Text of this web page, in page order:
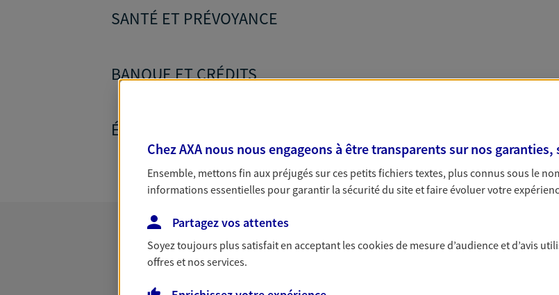
SANTÉ ET PRÉVOYANCE
BANQUE ET CRÉDITS
ÉPARGNE ET RETRAITE
Chez AXA nous nous engageons à être transparents sur nos garanties,
Ensemble, mettons fin aux préjugés sur ces petits fichiers textes, plus connus sous le
informations essentielles pour garantir la sécurité du site et faire évoluer votre
Partagez vos attentes
Soyez toujours plus satisfait en acceptant lescookiesde mesure d’audience et d’avis
offres et nos services.